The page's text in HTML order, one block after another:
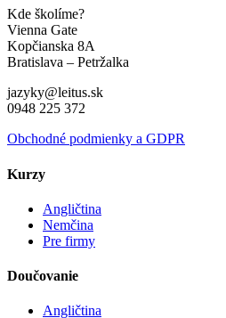
Kde školíme?
Vienna Gate
Kopčianska 8A
Bratislava – Petržalka
jazyky@leitus.sk
0948 225 372
Obchodné podmienky a GDPR
Kurzy
Angličtina
Nemčina
Pre firmy
Doučovanie
Angličtina